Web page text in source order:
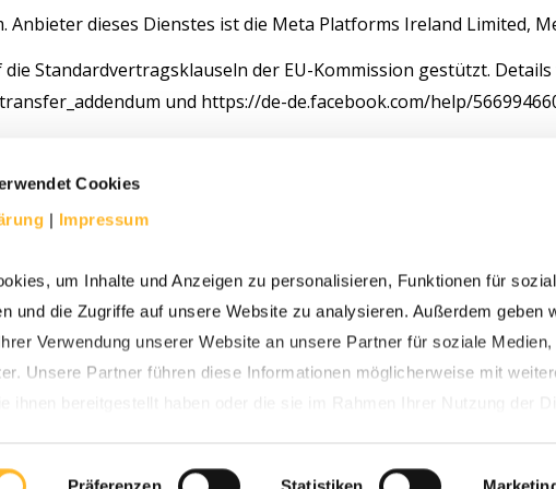
Cookies
| Impressum
um Inhalte und Anzeigen zu personalisieren, Funktionen für
und die Zugriffe auf unsere Website zu analysieren. Außerdem geben
Verwendung unserer Website an unsere Partner für soziale Medien,
Unsere Partner führen diese Informationen möglicherweise mit
Präferenzen Statistiken
dieses Dienstes ist die Meta Platforms Ireland Limited,
Standardvertragsklauseln der EU-Kommission gestützt. Details
und https://de-de.facebook.com/help/
.
nach dem „EU-US Data Privacy Framework“ (DPF). Der
europäischer Datenschutzstandards bei
sich, diese Datenschutzstandards einzuhalten. Weitere
participant/4452